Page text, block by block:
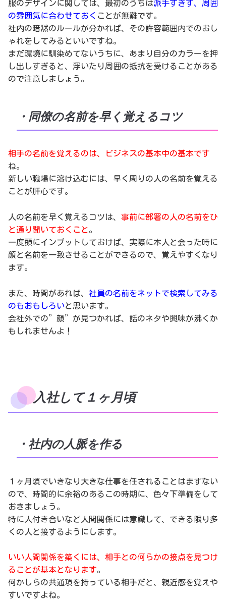
服のデザインに関しては、最初のうちは派手すぎず、周囲
の雰囲気に合わせておく ことが無難です。
社内の暗黙のルールが分かれば、その許容範囲内でのおし
ゃれをしてみるといいですね。
まだ環境に馴染めてないうちに、あまり自分のカラーを押
し出しすぎると、浮いたり周囲の抵抗を受けることがある
ので注意しましょう。
・同僚の名前を早く覚えるコツ
相手の名前を覚えるのは、ビジネスの基本中の基本です
ね。
新しい職場に溶け込むには、早く周りの人の名前を覚える
ことが肝心です。
人の名前を早く覚えるコツは、 事前に部署の人の名前をひ
と通り聞いておくこと。
一度頭にインプットしておけば、実際に本人と会った時に
顔と名前を一致させることができるので、覚えやすくなり
ます。
また、時間があれば、 社員の名前をネットで検索してみる
のもおもしろいと思います。
会社外での”顔”が見つかれば、話のネタや興味が沸くか
もしれませんよ！
入社して１ヶ月頃
・社内の人脈を作る
１ヶ月頃でいきなり大きな仕事を任されることはまずない
ので、時間的に余裕のあるこの時期に、色々下準備をして
おきましょう。
特に人付き合いなど人間関係には意識して、できる限り多
くの人と接するようにします。
いい人間関係を築くには、相手との何らかの接点を見つけ
ることが基本となります。
何かしらの共通項を持っている相手だと、親近感を覚えや
すいですよね。